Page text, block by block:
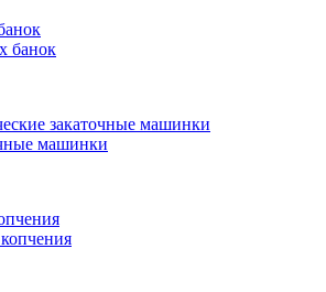
банок
закаточные машинки
машинки